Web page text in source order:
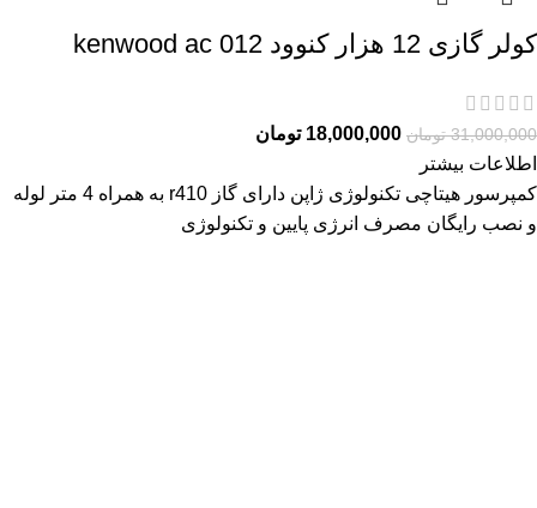
کولر گازی 12 هزار کنوود kenwood ac 012
31,000,000 تومان 18,000,000 تومان
اطلاعات بیشتر
کمپرسور هیتاچی تکنولوژی ژاپن دارای گاز r410 به همراه 4 متر لوله
و نصب رایگان مصرف انرژی پایین و تکنولوژی